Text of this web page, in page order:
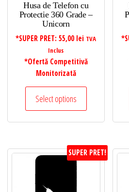
Husa de Telefon cu
Protectie 360 Grade –
Unicorn
*SUPER PRET:55,00 lei TVA
Inclus
*Ofertă Competitivă
Monitorizată
Select options
SUPER PRET!